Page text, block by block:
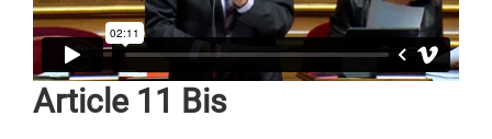
Article 11 Bis